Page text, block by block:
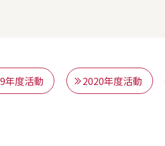
年度活動 2020年度活動